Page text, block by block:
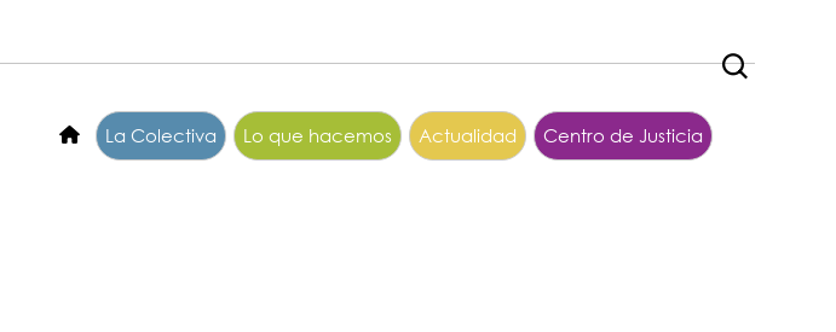
La Colectiva Lo que hacemos Actualidad Centro de Justicia